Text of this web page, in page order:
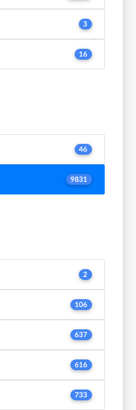
3
16
46
9831
2
106
637
616
733